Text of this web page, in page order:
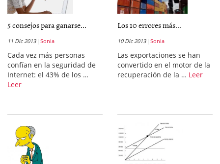
5 consejos para ganarse...
11 Dic 2013 Sonia
Cada vez más personas
confían en la seguridad de
Internet: el 43% de los …
Leer
Los 10 errores más...
10 Dic 2013 Sonia
Las exportaciones se han
convertido en el motor de la
recuperación de la … Leer